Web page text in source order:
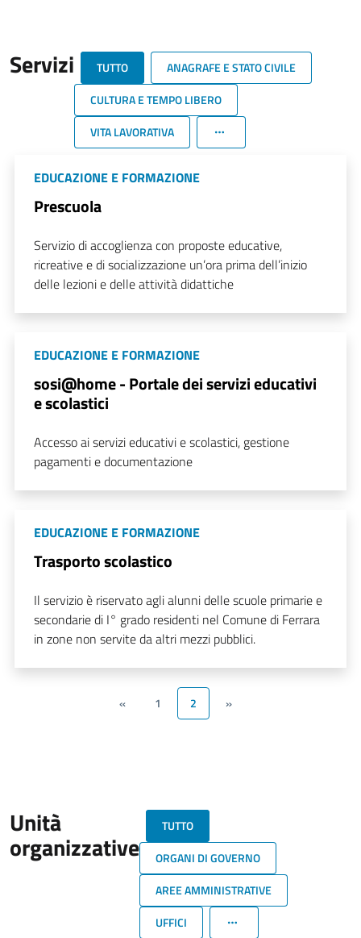
Servizi TUTTO
ANAGRAFE E STATO CIVILE
CULTURA E TEMPO LIBERO
VITA LAVORATIVA
EDUCAZIONE E FORMAZIONE
Prescuola
Servizio di accoglienza con proposte educative,
ricreative e di socializzazione un’ora prima dell’inizio
delle lezioni e delle attività didattiche
EDUCAZIONE E FORMAZIONE
sosi@home - Portale dei servizi educativi
e scolastici
Accesso ai servizi educativi e scolastici, gestione
pagamenti e documentazione
EDUCAZIONE E FORMAZIONE
Trasporto scolastico
Il servizio è riservato agli alunni delle scuole primarie e
secondarie di I° grado residenti nel Comune di Ferrara
in zone non servite da altri mezzi pubblici.
« 1 2 »
Unità
organizzative
TUTTO
ORGANI DI GOVERNO
AREE AMMINISTRATIVE
UFFICI